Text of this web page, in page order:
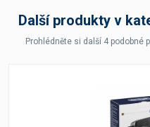
Další produkty v
Prohlédněte si další 4 podobné